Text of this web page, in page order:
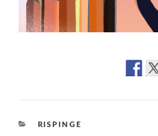
CATEGORIES
RISPINGE